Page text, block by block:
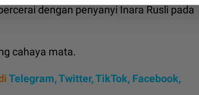
dengan penyanyi Inara Rusli pada
cahaya mata.
Telegram,Twitter,TikTok, Facebook,